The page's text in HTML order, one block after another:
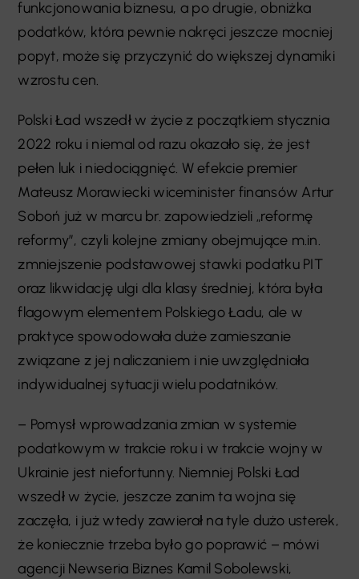
funkcjonowania biznesu, a po drugie, obniżka
podatków, która pewnie nakręci jeszcze mocniej
popyt, może się przyczynić do większej dynamiki
wzrostu cen.
Polski Ład wszedł w życie z początkiem stycznia
2022 roku i niemal od razu okazało się, że jest
pełen luk i niedociągnięć. W efekcie premier
Mateusz Morawiecki wiceminister finansów Artur
Soboń już w marcu br. zapowiedzieli „reformę
reformy”, czyli kolejne zmiany obejmujące m.in.
zmniejszenie podstawowej stawki podatku PIT
oraz likwidację ulgi dla klasy średniej, która była
flagowym elementem Polskiego Ładu, ale w
praktyce spowodowała duże zamieszanie
związane z jej naliczaniem i nie uwzględniała
indywidualnej sytuacji wielu podatników.
– Pomysł wprowadzania zmian w systemie
podatkowym w trakcie roku i w trakcie wojny w
Ukrainie jest niefortunny. Niemniej Polski Ład
wszedł w życie, jeszcze zanim ta wojna się
zaczęła, i już wtedy zawierał na tyle dużo usterek,
że koniecznie trzeba było go poprawić – mówi
agencji Newseria Biznes Kamil Sobolewski,